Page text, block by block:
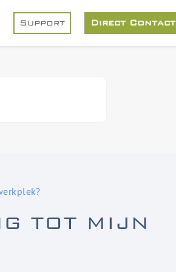
Support Direct Contact
TOT MIJN